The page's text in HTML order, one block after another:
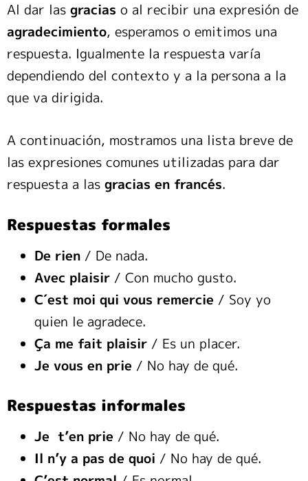
Al dar las gracias o al recibir una expresión de
agradecimiento, esperamos o emitimos una
respuesta. Igualmente la respuesta varía
dependiendo del contexto y a la persona a la
que va dirigida.
A continuación, mostramos una lista breve de
las expresiones comunes utilizadas para dar
respuesta a las gracias en francés.
Respuestas formales
De rien / De nada.
Avec plaisir / Con mucho gusto.
C´est moi qui vous remercie / Soy yo
quien le agradece.
Ça me fait plaisir / Es un placer.
Je vous en prie / No hay de qué.
Respuestas informales
Je t’en prie / No hay de qué.
Il n’y a pas de quoi / No hay de qué.